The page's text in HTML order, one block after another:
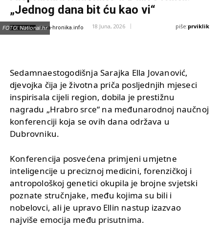
„Jednog dana bit ću kao vi“
IZVOR: crna-hronika.info 18 Juna, 2026 piše:prviklik
FOTO: National.hr
Sedamnaestogodišnja Sarajka Ella Jovanović,
djevojka čija je životna priča posljednjih mjeseci
inspirisala cijeli region, dobila je prestižnu
nagradu „Hrabro srce“ na međunarodnoj naučnoj
konferenciji koja se ovih dana održava u
Dubrovniku.
Konferencija posvećena primjeni umjetne
inteligencije u preciznoj medicini, forenzičkoj i
antropološkoj genetici okupila je brojne svjetski
poznate stručnjake, među kojima su bili i
nobelovci, ali je upravo Ellin nastup izazvao
najviše emocija među prisutnima.